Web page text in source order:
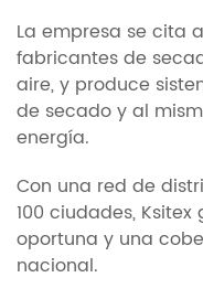
La empresa se cita
fabricantes de
aire, y produce
de secado y al
energía.
Con una red de
100 ciudades,
oportuna y una
nacional.